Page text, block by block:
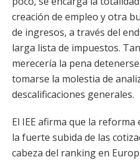
creación de empleo y otra
de ingresos, a través del
larga lista de impuestos.
merecería la pena
tomarse la molestia de
descalificaciones generales.
El IEE afirma que la
la fuerte subida de las
cabeza del ranking en